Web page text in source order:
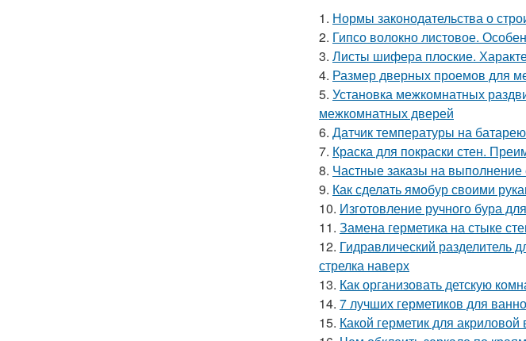
1. Нормы законодательства о
2. Гипсо волокно листовое.
3. Листы шифера плоские.
4. Размер дверных проемов для
5. Установка межкомнатных
межкомнатных дверей
6. Датчик температуры на
7. Краска для покраски стен.
8. Частные заказы на выполнение
9. Как сделать ямобур своими
10. Изготовление ручного бура
11. Замена герметика на стыке
12. Гидравлический разделитель
стрелка наверх
13. Как организовать детскую
14. 7 лучших герметиков для
15. Какой герметик для